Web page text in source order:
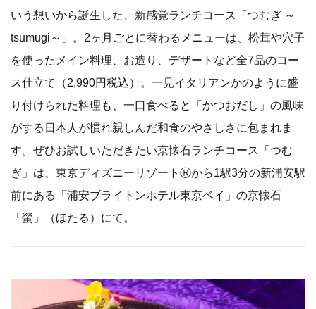
いう想いから誕生した、新感覚ランチコース「つむぎ ～
tsumugi～」。2ヶ月ごとに替わるメニューは、松茸や穴子
を使ったメイン料理、お造り、デザートなど全7品のコー
ス仕立て（2,990円税込）。一見イタリアンかのように盛
り付けられた料理も、一口食べると「かつおだし」の風味
がする日本人が慣れ親しんだ和食のやさしさに包まれま
す。ぜひお試しいただきたい京懐石ランチコース「つむ
ぎ」は、東京ディズニーリゾートⓇから1駅3分の新浦安駅
前にある「浦安ブライトンホテル東京ベイ」の京懐石
「螢」（ほたる）にて。